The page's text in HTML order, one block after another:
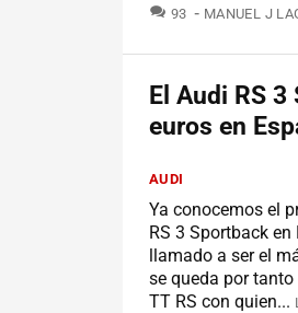
93 COMENTARIOS
MANUEL J
El Audi RS
euros en
AUDI
Ya conocemos el
RS 3 Sportback en
llamado a ser el
se queda por
TT RS con quien...